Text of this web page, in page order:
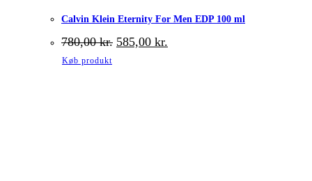
Calvin Klein Eternity For Men EDP 100 ml
780,00kr. Den
oprindelige
585,00 kr.
Køb produkt